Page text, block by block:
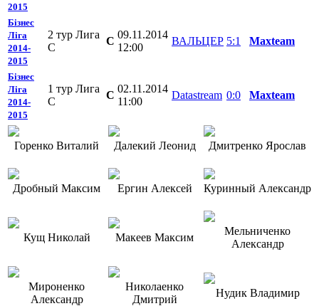
2015
Бізнес
Ліга
2014-
2015
2 тур Лига
С
C
09.11.2014
12:00
ВАЛЬЦЕР 5:1 Mаxteam
Бізнес
Ліга
2014-
2015
1 тур Лига
C
C
02.11.2014
11:00
Datastream 0:0 Mаxteam
Горенко Виталий Далекий Леонид Дмитренко Ярослав
Дробный Максим Ергин Алексей Куринный Александр
Кущ Николай Макеев Максим
Мельниченко
Александр
Мироненко
Александр
Николаенко
Дмитрий
Нудик Владимир